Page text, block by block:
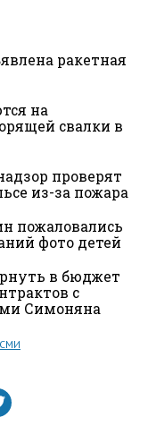
ракетная
на
свалки в
проверят
из-за пожара
пожаловались
фото детей
в бюджет
с
Симоняна